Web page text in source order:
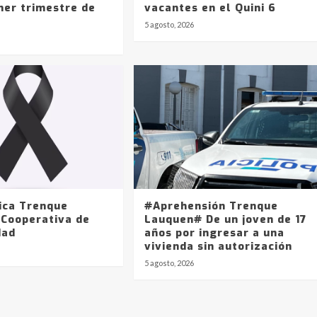
trimestre de
vacantes en el Quini 6
5 agosto, 2026
Trenque
de
#Aprehensión Trenque
Lauquen# De un joven de 17
años por ingresar a una
vivienda sin autorización
5 agosto, 2026